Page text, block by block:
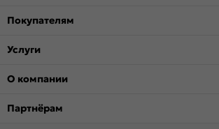
Покупателям
Услуги
О компании
Партнёрам